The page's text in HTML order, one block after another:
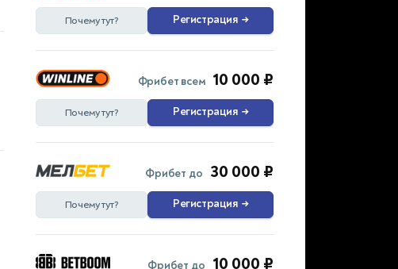
Почему тут? Регистрация →
Фрибет всем 10 000 ₽
Почему тут? Регистрация →
Фрибет до 30 000 ₽
Почему тут? Регистрация →
Фрибет до 10 000 ₽